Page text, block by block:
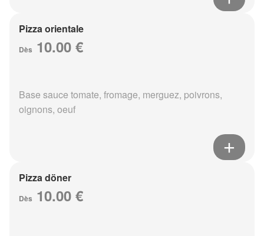
Pizza orientale
Dès 10.00 €
Base sauce tomate, fromage, merguez, poivrons,
oignons, oeuf
Pizza döner
Dès 10.00 €